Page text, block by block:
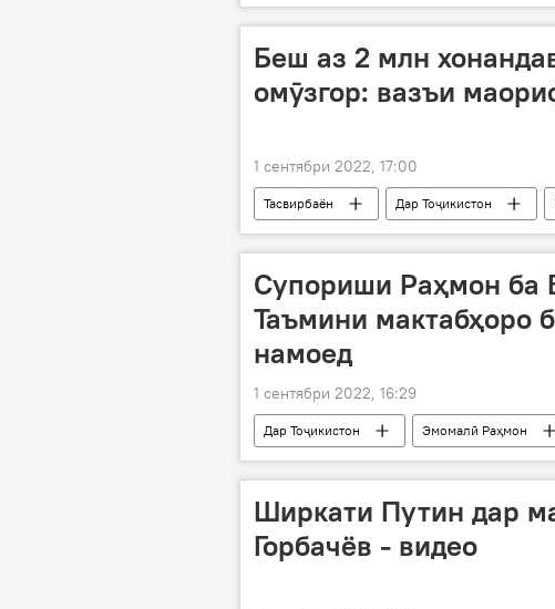
Эмомалӣ Раҳмон
Беш аз 2 млн
омӯзгор: вазъи
1 сентябри 2022, 17:00
Тасвирбаён Дар Тоҷикистон
омӯзгор
Супориши Раҳмон ба
Таъмини мактабҳоро
намоед
1 сентябри 2022, 16:29
Дар Тоҷикистон Эмомалӣ Раҳмон
муаллимон
супориш
Ширкати Путин дар
Горбачёв - видео